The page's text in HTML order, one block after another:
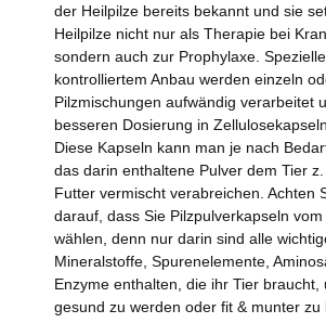
der Heilpilze bereits bekannt und sie
Heilpilze nicht nur als Therapie bei
sondern auch zur Prophylaxe.
kontrolliertem Anbau werden einzeln
Pilzmischungen aufwändig verarbeitet
besseren Dosierung in
Diese Kapseln kann man je nach
das darin enthaltene Pulver dem Tier
Futter vermischt verabreichen. Achten
darauf, dass Sie Pilzpulverkapseln
wählen, denn nur darin sind alle
Mineralstoffe, Spurenelemente,
Enzyme enthalten, die ihr Tier braucht,
gesund zu werden oder fit & munter zu